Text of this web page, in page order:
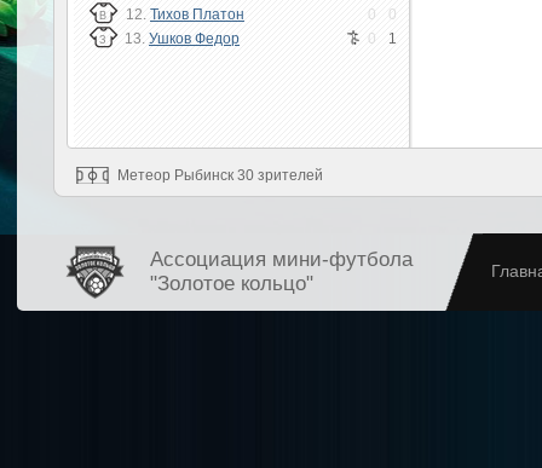
В 12. Тихов Платон 0 0
З 13. Ушков Федор 0 1
Метеор Рыбинск 30 зрителей
Ассоциация мини-футбола
"Золотое кольцо"